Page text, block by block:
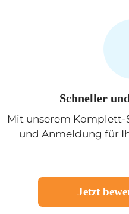
Schneller
Mit unserem Komplett-
und Anmeldung für
Jetzt